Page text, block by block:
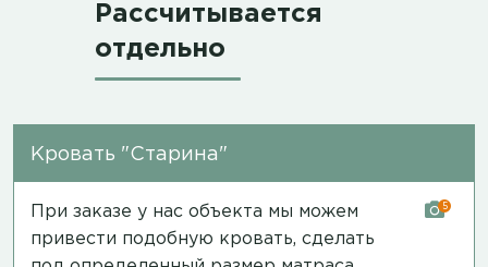
Рассчитывается
отдельно
Кровать "Старина"
При заказе у нас объекта мы можем
привести подобную кровать, сделать
5